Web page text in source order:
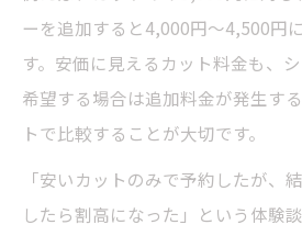
ーを追加すると4,000円〜4,500円
す。安価に見えるカット料金も、
希望する場合は追加料金が発生す
トで比較することが大切です。
「安いカットのみで予約したが、
したら割高になった」という体験